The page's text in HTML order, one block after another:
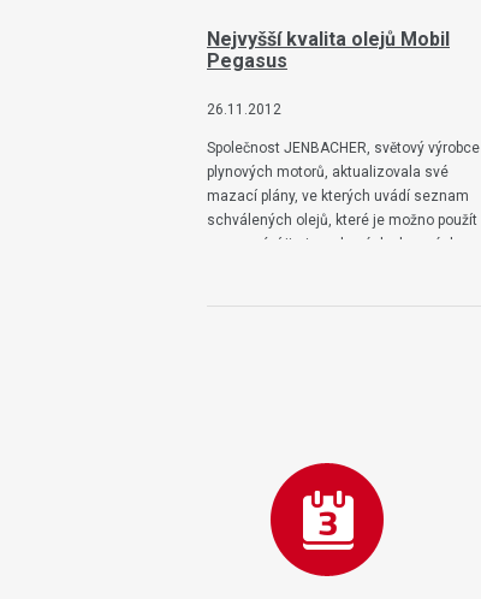
Nejvyšší kvalita olejů Mobil
Pegasus
26.11.2012
Společnost JENBACHER, světový výrobce
plynových motorů, aktualizovala své
mazací plány, ve kterých uvádí seznam
schválených olejů, které je možno použít
pro mazání jimi vyrobených plynových